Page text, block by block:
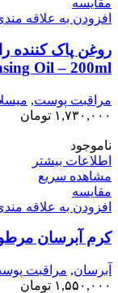
مقایسه
افزودن به علاقه
Oil – 200ml
مراقبت پوست,
۱,۷۳۰,۰۰۰ تومان
ناموجود
اطلاعات بیشتر
مشاهده سریع
مقایسه
افزودن به علاقه
کرم آبرسان
آبرسان, مراقبت
۱,۵۵۰,۰۰۰ تومان